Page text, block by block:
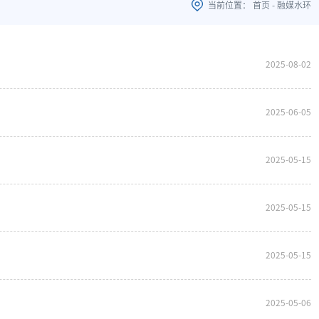
当前位置： 首页 - 融媒水环
2025-08-02
2025-06-05
2025-05-15
2025-05-15
2025-05-15
2025-05-06